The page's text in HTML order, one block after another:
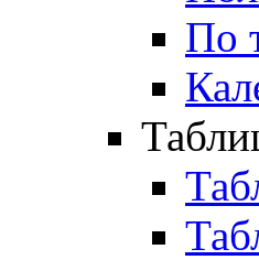
По